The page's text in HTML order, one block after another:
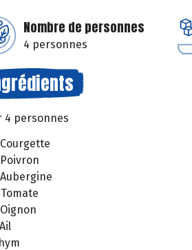
Nombre de personnes
4 personnes
4 personnes